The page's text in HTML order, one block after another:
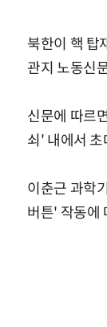
북한이 핵 탑
관지 노동신
신문에 따르
쇠' 내에서
이춘근 과학
버튼' 작동에